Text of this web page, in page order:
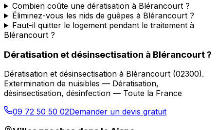
Combien coûte une dératisation à Blérancourt ?
Éliminez-vous les nids de guêpes à Blérancourt ?
Faut-il quitter le logement pendant le traitement à
Blérancourt ?
Dératisation et désinsectisation à Blérancourt?
Dératisation et désinsectisation à Blérancourt (02300).
Extermination de nuisibles — Dératisation,
désinsectisation, désinfection — Toute la France
09 72 50 50 02Demander un devis gratuit